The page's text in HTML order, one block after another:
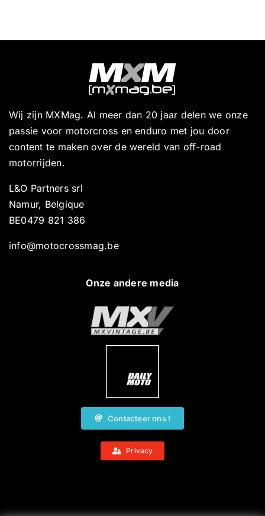
Wij zijn MXMag. Al meer dan 20 jaar delen we onze
passie voor motorcross en enduro met jou door
content te maken over de wereld van off-road
motorrijden.
L&O Partners srl
Namur, Belgique
BE0479 821 386
info@motocrossmag.be
Onze andere media
Contacteer ons !
Privacy